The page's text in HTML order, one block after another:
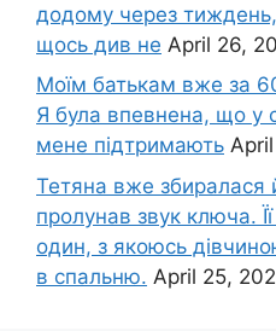
додому через
щось див не April 26,
Моїм батькам вже за
Я була впевнена, що у
мене підтримають
Тетяна вже збиралася
пролунав звук ключа.
один, з якоюсь
в спальню. April 25,